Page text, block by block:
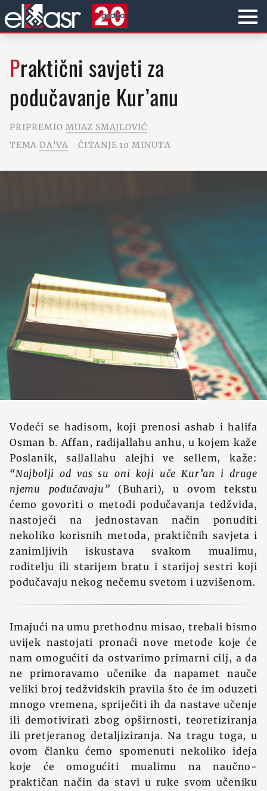
Praktični savjeti za
podučavanje Kur’anu
PRIPREMIO MUAZ SMAJLOVIĆ
TEMA DA'VA ČITANJE 10 MINUTA
Vodeći se hadisom, koji prenosi ashab i halifa
Osman b. Affan, radijallahu anhu, u kojem kaže
Poslanik, sallallahu alejhi ve sellem, kaže:
“Najbolji od vas su oni koji uče Kur’an i druge
njemu podučavaju” (Buhari), u ovom tekstu
ćemo govoriti o metodi podučavanja tedžvida,
nastojeći na jednostavan način ponuditi
nekoliko korisnih metoda, praktičnih savjeta i
zanimljivih iskustava svakom mualimu,
roditelju ili starijem bratu i starijoj sestri koji
podučavaju nekog nečemu svetom i uzvišenom.
Imajući na umu prethodnu misao, trebali bismo
uvijek nastojati pronaći nove metode koje će
nam omogućiti da ostvarimo primarni cilj, a da
ne primoravamo učenike da napamet nauče
veliki broj tedžvidskih pravila što će im oduzeti
mnogo vremena, spriječiti ih da nastave učenje
ili demotivirati zbog opširnosti, teoretiziranja
ili pretjeranog detaljiziranja. Na tragu toga, u
ovom članku ćemo spomenuti nekoliko ideja
koje će omogućiti mualimu na naučno-
praktičan način da stavi u ruke svom učeniku